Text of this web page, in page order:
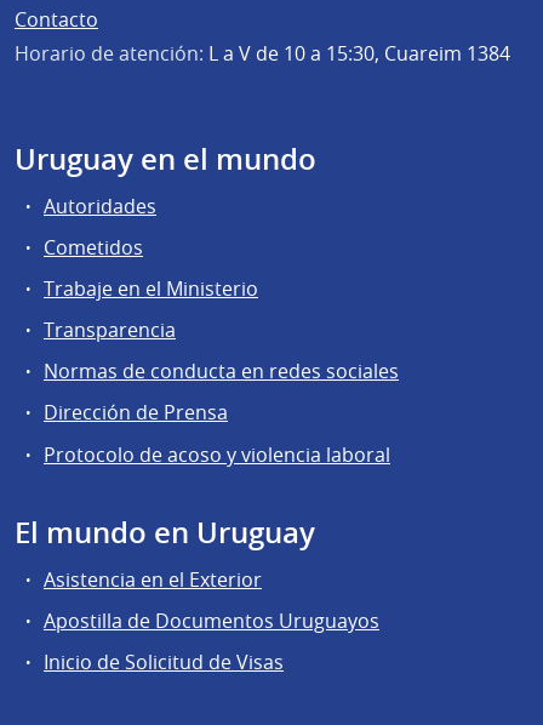
Contacto
Horario de atención: L a V de 10 a 15:30, Cuareim 1384
Uruguay en el mundo
Autoridades
Cometidos
Trabaje en el Ministerio
Transparencia
Normas de conducta en redes sociales
Dirección de Prensa
Protocolo de acoso y violencia laboral
El mundo en Uruguay
Asistencia en el Exterior
Apostilla de Documentos Uruguayos
Inicio de Solicitud de Visas